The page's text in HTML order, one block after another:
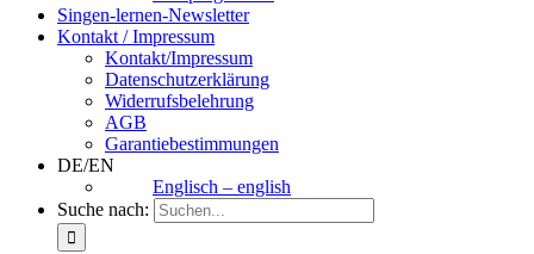
Singen-lernen-Newsletter
Kontakt / Impressum
Kontakt/Impressum
Datenschutzerklärung
Widerrufsbelehrung
AGB
Garantiebestimmungen
DE/EN
Englisch – english
Suche nach: